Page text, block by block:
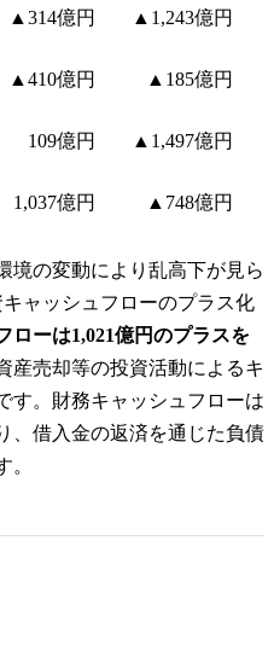
▲314億円 ▲1,243億円
▲410億円 ▲185億円
109億円 ▲1,497億円
1,037億円 ▲748億円
境の変動により乱高下が見ら
ャッシュフローのプラス化
ローは1,021億円のプラスを
産売却等の投資活動によるキ
す。財務キャッシュフローは
、借入金の返済を通じた負債
。